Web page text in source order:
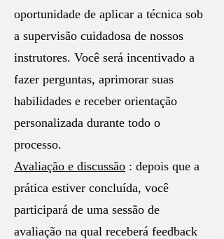
oportunidade de aplicar a técnica sob
a supervisão cuidadosa de nossos
instrutores. Você será incentivado a
fazer perguntas, aprimorar suas
habilidades e receber orientação
personalizada durante todo o
processo.
Avaliação e discussão : depois que a
prática estiver concluída, você
participará de uma sessão de
avaliação na qual receberá feedback